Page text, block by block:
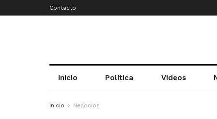
Contacto
Inicio Política Videos
Inicio Negocios